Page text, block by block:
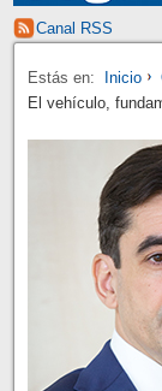
Canal RSS
Estás en: Inicio
El vehículo,